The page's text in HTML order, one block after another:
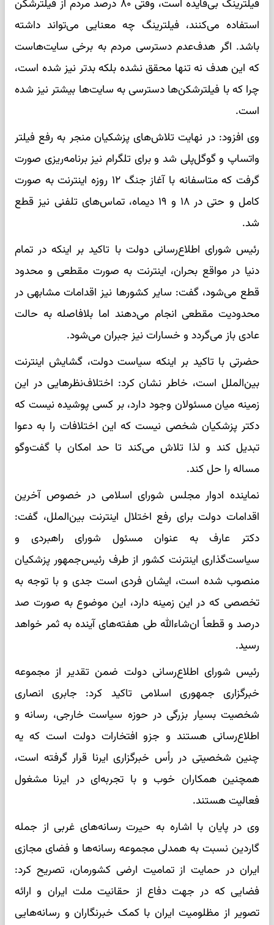
فیلترینگ بی‌فایده است، وقتی ۸۰ درصد مردم از فیلترشکن
استفاده می‌کنند، فیلترینگ چه معنایی می‌تواند داشته
باشد. اگر هدف‌عدم دسترسی مردم به برخی سایت‌هاست
که این هدف نه تنها محقق نشده بلکه بدتر نیز شده است،
چرا که با فیلترشکن‌ها دسترسی به سایت‌ها بیشتر نیز شده
است.
وی افزود: در نهایت تلاش‌های پزشکیان منجر به رفع فیلتر
واتساپ و گوگل‌پلی شد و برای تلگرام نیز برنامه‌ریزی صورت
گرفت که متاسفانه با آغاز جنگ ۱۲ روزه اینترنت به صورت
کامل و حتی در ۱۸ و ۱۹ دیماه، تماس‌های تلفنی نیز قطع
شد.
رئیس شورای اطلاع‌رسانی دولت با تاکید بر اینکه در تمام
دنیا در مواقع بحران، اینترنت به صورت مقطعی و محدود
قطع می‌شود، گفت: سایر کشورها نیز اقدامات مشابهی در
محدودیت مقطعی انجام می‌دهند اما بلافاصله به حالت
عادی باز می‌گردد و خسارات نیز جبران می‌شود.
حضرتی با تاکید بر اینکه سیاست دولت، گشایش اینترنت
بین‌الملل است، خاطر نشان کرد: اختلاف‌نظرهایی در این
زمینه میان مسئولان وجود دارد، بر کسی پوشیده نیست که
دکتر پزشکیان شخصی نیست که این اختلافات را به دعوا
تبدیل کند و لذا تلاش می‌کند تا حد امکان با گفت‌وگو
مساله را حل کند.
نماینده ادوار مجلس شورای اسلامی در خصوص آخرین
اقدامات دولت برای رفع اختلال اینترنت بین‌الملل، گفت:
دکتر عارف به عنوان مسئول شورای راهبردی و
سیاست‌گذاری اینترنت کشور از طرف رئیس‌جمهور پزشکیان
منصوب شده است، ایشان فردی است جدی و با توجه به
تخصصی که در این زمینه دارد، این موضوع به صورت صد
درصد و قطعاً ان‌شاءالله طی هفته‌های آینده به ثمر خواهد
رسید.
رئیس شورای اطلاع‌رسانی دولت ضمن تقدیر از مجموعه
خبرگزاری جمهوری اسلامی تاکید کرد: جابری انصاری
شخصیت بسیار بزرگی در حوزه سیاست خارجی، رسانه و
اطلاع‌رسانی هستند و جزو افتخارات دولت است که یه
چنین شخصیتی در رأس خبرگزاری ایرنا قرار گرفته است،
همچنین همکاران خوب و با تجربه‌ای در ایرنا مشغول
فعالیت هستند.
وی در پایان با اشاره به حیرت رسانه‌های غربی از جمله
گاردین نسبت به همدلی مجموعه رسانه‌ها و فضای مجازی
ایران در حمایت از تمامیت ارضی کشورمان، تصریح کرد:
فضایی که در جهت دفاع از حقانیت ملت ایران و ارائه
تصویر از مظلومیت ایران با کمک خبرنگاران و رسانه‌هایی